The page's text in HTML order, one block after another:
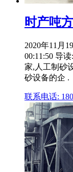
时产吨
2020年11月
00:11:50 导
家,人工制砂
砂设备的企 .
联系电话: